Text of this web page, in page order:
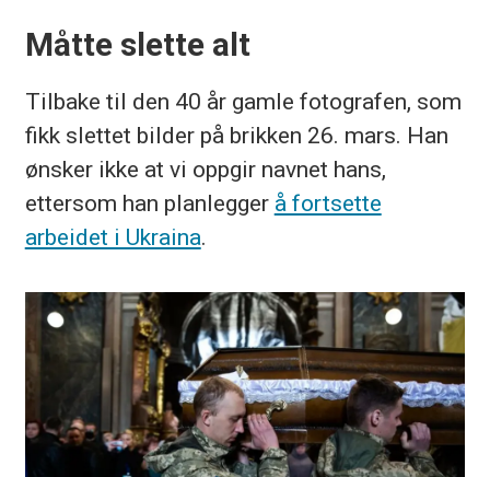
Måtte slette alt
Tilbake til den 40 år gamle fotografen, som
fikk slettet bilder på brikken 26. mars. Han
ønsker ikke at vi oppgir navnet hans,
ettersom han planlegger å fortsette
arbeidet i Ukraina.